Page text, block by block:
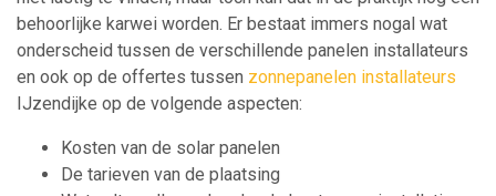
behoorlijke karwei worden. Er bestaat immers nogal wat
onderscheid tussen de verschillende panelen installateurs
en ook op de offertes tussen zonnepanelen installateurs
IJzendijke op de volgende aspecten:
Kosten van de solar panelen
De tarieven van de plaatsing